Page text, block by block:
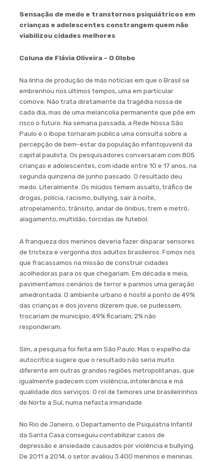
Sensação de medo e transtornos psiquiátricos em
crianças e adolescentes constrangem quem não
viabilizou cidades melhores
Coluna de Flávia Oliveira – O Globo
Na linha de produção de más notícias em que o Brasil se
embrenhou nos últimos tempos, uma em particular
comove. Não trata diretamente da tragédia nossa de
cada dia, mas de uma melancolia permanente que põe em
risco o futuro. Na semana passada, a Rede Nossa São
Paulo e o Ibope tornaram pública uma consulta sobre a
percepção de bem-estar da população infantojuvenil da
capital paulista. Os pesquisadores conversaram com 805
crianças e adolescentes, com idade entre 10 e 17 anos, na
segunda quinzena de junho passado. O resultado deu
medo. Literalmente. Os miúdos temem assalto, tráfico de
drogas, polícia, racismo, bullying, sair à noite,
atropelamento, trânsito, andar de ônibus, trem e metrô,
alagamento, multidão, torcidas de futebol.
A franqueza dos meninos deveria fazer disparar sensores
de tristeza e vergonha dos adultos brasileiros. Fomos nós
que fracassamos na missão de construir cidades
acolhedoras para os que chegariam. Em década e meia,
pavimentamos cenários de terror e parimos uma geração
amedrontada. O ambiente urbano é hostil a ponto de 49%
das crianças e dos jovens dizerem que, se pudessem,
trocariam de município; 49% ficariam; 2% não
responderam.
Sim, a pesquisa foi feita em São Paulo. Mas o espelho da
autocrítica sugere que o resultado não seria muito
diferente em outras grandes regiões metropolitanas, que
igualmente padecem com violência, intolerância e má
qualidade dos serviços. O rol de temores une brasileirinhos
de Norte a Sul, numa nefasta irmandade.
No Rio de Janeiro, o Departamento de Psiquiatria Infantil
da Santa Casa conseguiu contabilizar casos de
depressão e ansiedade causados por violência e bullying.
De 2011 a 2014, o setor avaliou 3.400 meninos e meninas.